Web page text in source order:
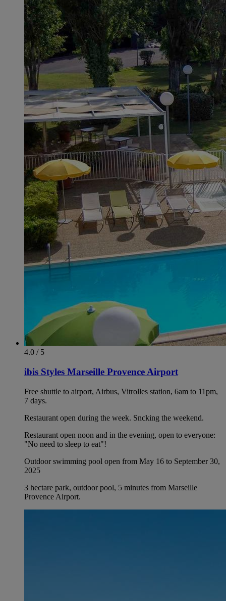
4.0 / 5
ibis Styles Marseille Provence Airport
Free shuttle to airport, Airbus, Vitrolles station, 6am to 11pm,
7 days.
Restaurant open during the week. Sncking the weekend.
Restaurant open noon and in the evening, open to everyone:
"No need to sleep to eat"!
Outdoor swimming pool open from May 16 to September 30,
2025
3 hectare park, outdoor pool, 5 minutes from Marseille
Provence Airport.